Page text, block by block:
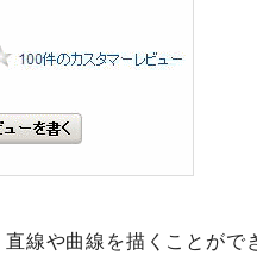
線や曲線を描くことがで